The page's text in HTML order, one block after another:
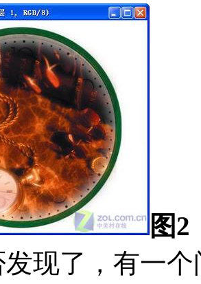
图2
现了，有一